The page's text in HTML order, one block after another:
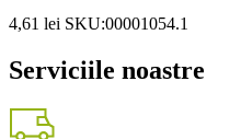
4,61 lei SKU:00001054.1
Serviciile noastre